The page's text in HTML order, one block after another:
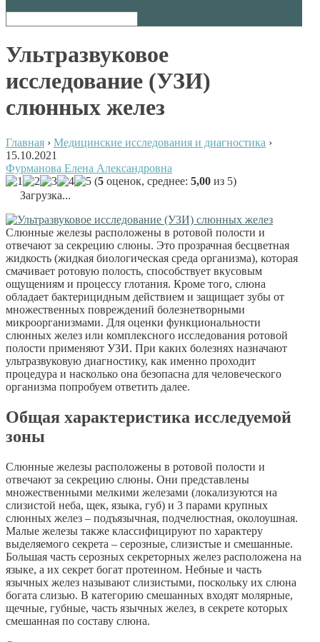
Ультразвуковое
исследование (УЗИ)
слюнных желез
Главная › Медицинские исследования и диагностика ›
15.10.2021
Фурманова Елена Александровна
(5 оценок, среднее: 5,00 из 5)
Загрузка...
Слюнные железы расположены в ротовой полости и
отвечают за секрецию слюны. Это прозрачная бесцветная
жидкость (жидкая биологическая среда организма), которая
смачивает ротовую полость, способствует вкусовым
ощущениям и процессу глотания. Кроме того, слюна
обладает бактерицидным действием и защищает зубы от
множественных повреждений болезнетворными
микроорганизмами. Для оценки функциональности
слюнных желез или комплексного исследования ротовой
полости применяют УЗИ. При каких болезнях назначают
ультразвуковую диагностику, как именно проходит
процедура и насколько она безопасна для человеческого
организма попробуем ответить далее.
Общая характеристика исследуемой
зоны
Слюнные железы расположены в ротовой полости и
отвечают за секрецию слюны. Они представлены
множественными мелкими железами (локализуются на
слизистой неба, щек, языка, губ) и 3 парами крупных
слюнных желез – подъязычная, подчелюстная, околоушная.
Малые железы также классифицируют по характеру
выделяемого секрета – серозные, слизистые и смешанные.
Большая часть серозных секреторных желез расположена на
языке, а их секрет богат протеином. Небные и часть
язычных желез называют слизистыми, поскольку их слюна
богата слизью. В категорию смешанных входят молярные,
щечные, губные, часть язычных желез, в секрете которых
смешанная по составу слюна.